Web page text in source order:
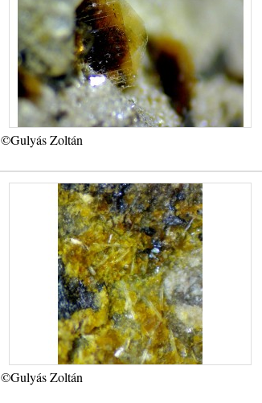
©Gulyás Zoltán
©Gulyás Zoltán